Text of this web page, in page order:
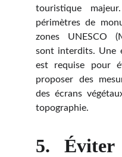
touristique
périmètres de
zones UNESCO
sont interdits. Une
est requise pour
proposer des
des écrans
topographie.
5. Éviter